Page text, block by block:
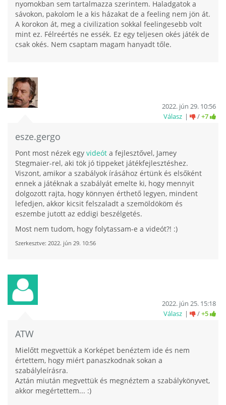
nyomokban sem tartalmazza szerintem. Haladgatok a
sávokon, pakolom le a kis házakat de a feeling nem jön át.
A korokon át, meg a civilization sokkal feelingesebb volt
mint ez. Félreértés ne essék. Ez egy teljesen okés játék de
csak okés. Nem csaptam magam hanyadt tőle.
esze.gergo
2022. jún 29. 10:56
Válasz
/+7
Pont most nézek egy videót a fejlesztővel, Jamey
Stegmaier-rel, aki tök jó tippeket játékfejlesztéshez.
Viszont, amikor a szabályok írásához értünk és elsőként
ennek a játéknak a szabályát emelte ki, hogy mennyit
dolgozott rajta, hogy könnyen érthető legyen, mindent
lefedjen, akkor kicsit felszaladt a szemöldököm és
eszembe jutott az eddigi beszélgetés.
Most nem tudom, hogy folytassam-e a videót?! :)
Szerkesztve: 2022. jún 29. 10:56
ATW
2022. jún 25. 15:18
Válasz
/+5
Mielőtt megvettük a Korképet benéztem ide és nem
értettem, hogy miért panaszkodnak sokan a
szabályleírásra.
Aztán miután megvettük és megnéztem a szabálykönyvet,
akkor megértettem... :)